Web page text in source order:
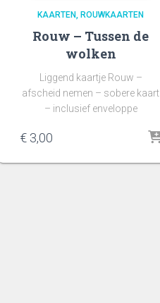
KAARTEN ROUWKAARTEN
Rouw – Tussen de
wolken
Liggend kaartje Rouw –
afscheid nemen – sobere kaart
– inclusief enveloppe
€3,00